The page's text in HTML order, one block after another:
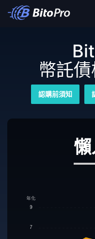
幣託
認購前須知